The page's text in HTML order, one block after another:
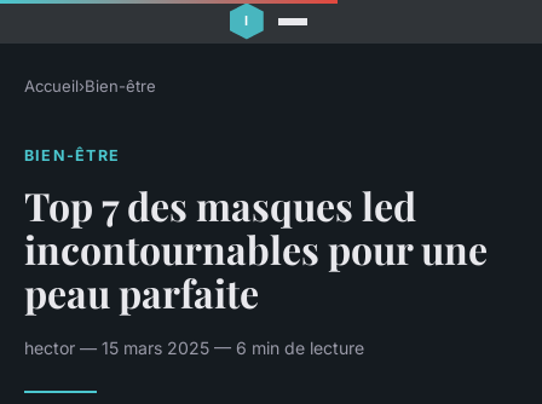
Accueil›Bien-être
BIEN-ÊTRE
Top 7 des masques led
incontournables pour une
peau parfaite
hector — 15 mars 2025 — 6 min de lecture